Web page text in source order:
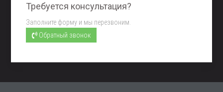
Требуется консультация?
Заполните форму и мы перезвоним.
Обратный звонок